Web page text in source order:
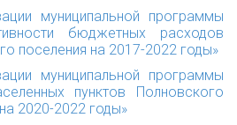
муниципальной программы
бюджетных расходов
поселения на 2017-2022 годы»
муниципальной программы
пунктов Полновского
2020-2022 годы»